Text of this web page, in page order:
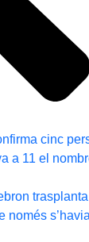
cinc
a 11 el
només